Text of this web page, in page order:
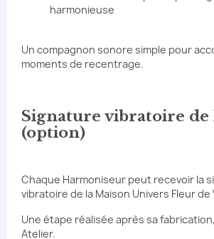
harmonieuse
Un compagnon sonore simple pour
moments de recentrage.
Signature vibratoire de
(option)
Chaque Harmoniseur peut recevoir la
vibratoire de la Maison Univers Fleur de
Une étape réalisée après sa
Atelier.